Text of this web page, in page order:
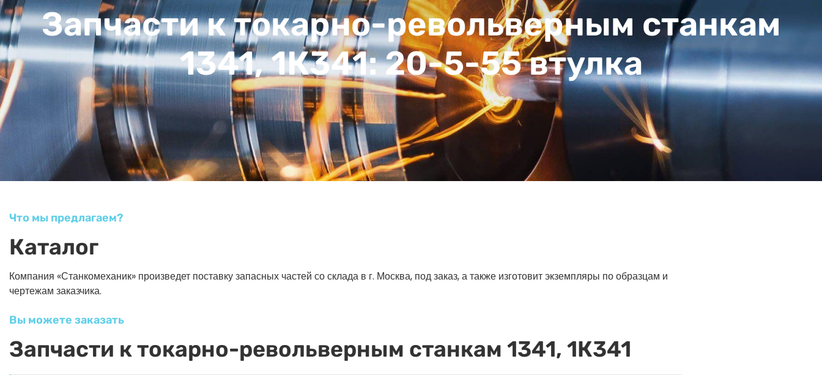
Запчасти к токарно-револьверным станкам
1341, 1К341: 20-5-55 втулка
Что мы предлагаем?
Каталог
Компания «Станкомеханик» произведет поставку запасных частей со склада в г. Москва, под заказ, а также изготовит экземпляры по образцам и
чертежам заказчика.
Вы можете заказать
Запчасти к токарно-револьверным станкам 1341, 1К341